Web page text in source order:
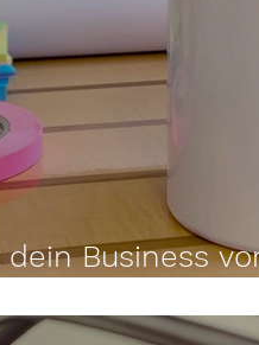
Business